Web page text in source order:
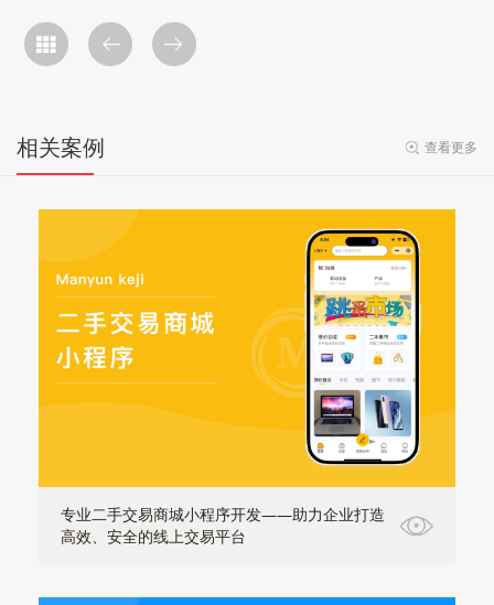
相关案例 查看更多
专业二手交易商城小程序开发——助力企业打造
高效、安全的线上交易平台